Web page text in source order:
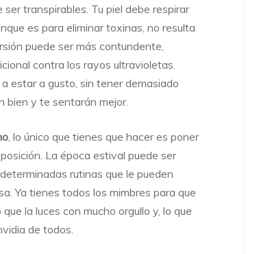
transpirables. Tu piel debe respirar
es para eliminar toxinas, no resulta
puede ser más contundente,
contra los rayos ultravioletas.
estar a gusto, sin tener demasiado
bien y te sentarán mejor.
, lo único que tienes que hacer es poner
La época estival puede ser
rutinas que le pueden
Ya tienes todos los mimbres para que
la luces con mucho orgullo y, lo que
de todos.